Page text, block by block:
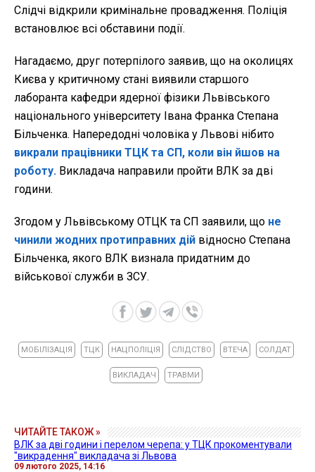
Слідчі відкрили кримінальне провадження. Поліція
встановлює всі обставини події.
Нагадаємо, друг потерпілого заявив, що на околицях
Києва у критичному стані виявили старшого
лаборанта кафедри ядерної фізики Львівського
національного університету Івана Франка Степана
Більченка. Напередодні чоловіка у Львові нібито
викрали працівники ТЦК та СП, коли він йшов на
роботу. Викладача направили пройти ВЛК за дві
години.
Згодом у Львівському ОТЦК та СП заявили, що не
чинили жодних протиправних дій відносно Степана
Більченка, якого ВЛК визнала придатним до
військової служби в ЗСУ.
МОБІЛІЗАЦІЯ ТЦК НАЦПОЛІЦІЯ СЛІДСТВО ВТЕЧА СОЛДАТ
ВИКЛАДАЧ ТРАВМИ
ЧИТАЙТЕ ТАКОЖ »
ВЛК за дві години і перелом черепа: у ТЦК прокоментували
"викрадення" викладача зі Львова
09 лютого 2025, 14:16